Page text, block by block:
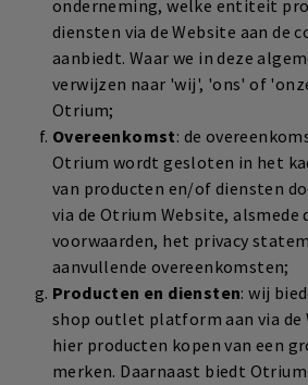
onderneming, welke entiteit
diensten via de Website aan de
aanbiedt. Waar we in deze
verwijzen naar 'wij', 'ons' of
Otrium;
Overeenkomst: de
Otrium wordt gesloten in het
van producten en/of diensten
via de Otrium Website, alsmede
voorwaarden, het privacy
aanvullende overeenkomsten;
Producten en diensten: wij
shop outlet platform aan via de
hier producten kopen van een
merken. Daarnaast biedt